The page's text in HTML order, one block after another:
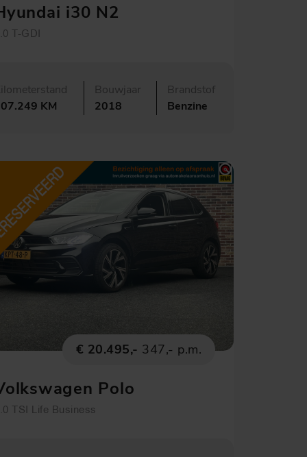
i30 N2
T-GDI
KM
Bouwjaar
2018
Brandstof
Benzine
€ 20.495,- 347,- p.m.
Polo
TSI Life Business